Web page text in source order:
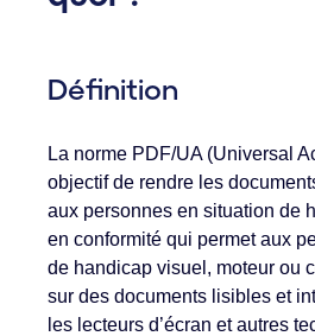
Définition
La norme PDF/UA (Universal
objectif de rendre les
aux personnes en situation de
en conformité qui permet aux
de handicap visuel, moteur ou
sur des documents lisibles et
les lecteurs d’écran et autres